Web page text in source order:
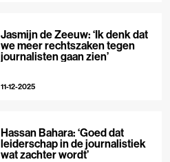
Jasmijn de Zeeuw: ‘Ik denk dat
we meer rechtszaken tegen
journalisten gaan zien’
11-12-2025
Hassan Bahara: ‘Goed dat
leiderschap in de journalistiek
wat zachter wordt’